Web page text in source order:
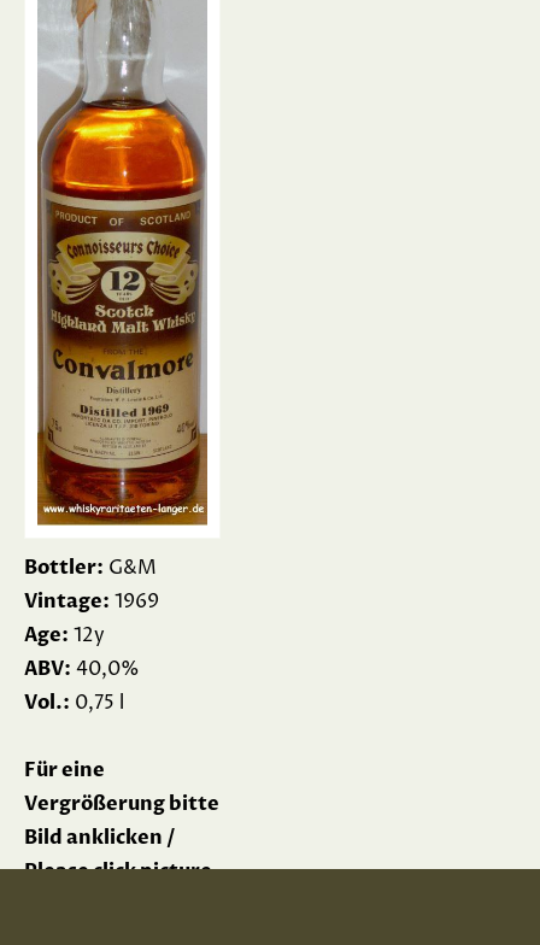
Bottler: G&M
Vintage: 1969
Age: 12y
ABV: 40,0%
Vol.: 0,75 l
Für eine
Vergrößerung bitte
Bild anklicken /
Please click picture